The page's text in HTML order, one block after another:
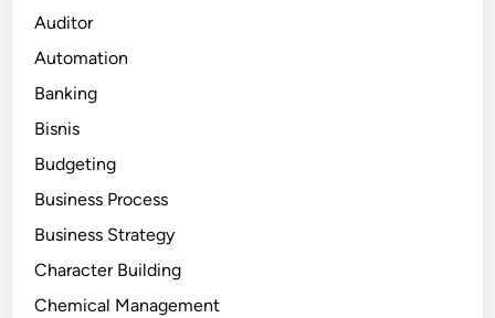
Auditor
Automation
Banking
Bisnis
Budgeting
Business Process
Business Strategy
Character Building
Chemical Management